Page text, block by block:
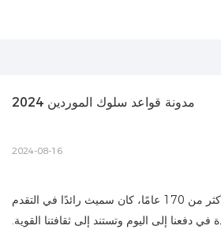
مدونة قواعد سلوك الموردين 2024
2024-08-16
في دفعنا إلى اليوم وتستند إلى ثقافتنا القوية.